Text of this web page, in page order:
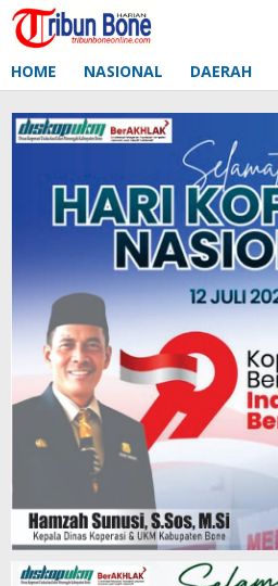
Lewati
ke
HOME NASIONAL DAERAH